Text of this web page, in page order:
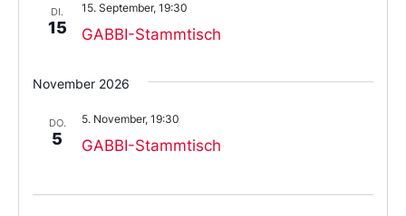
aus.
DI.
15 GABBI-Stammtisch
15. September, 19:30
November 2026
DO.
5 GABBI-Stammtisch
5. November, 19:30